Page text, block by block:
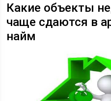
Какие объекты
чаще сдаются в
найм